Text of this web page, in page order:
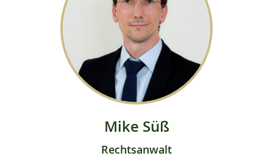
Mike Süß
Rechtsanwalt